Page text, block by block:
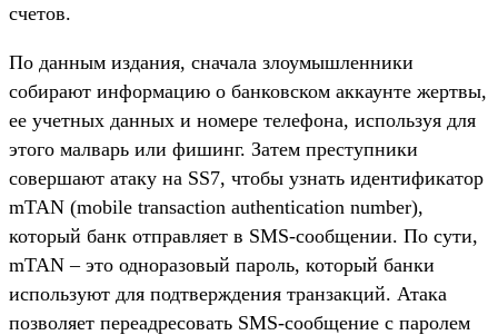
счетов.
По данным издания, сначала злоумышленники
собирают информацию о банковском аккаунте жертвы,
ее учетных данных и номере телефона, используя для
этого малварь или фишинг. Затем преступники
совершают атаку на SS7, чтобы узнать идентификатор
mTAN (mobile transaction authentication number),
который банк отправляет в SMS-сообщении. По сути,
mTAN – это одноразовый пароль, который банки
используют для подтверждения транзакций. Атака
позволяет переадресовать SMS-сообщение с паролем